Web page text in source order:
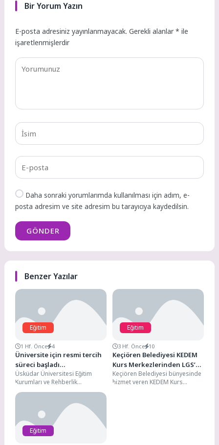
Bir Yorum Yazın
E-posta adresiniz yayınlanmayacak. Gerekli alanlar* ile
işaretlenmişlerdir
Daha sonraki yorumlarımda kullanılması için adım, e-
posta adresim ve site adresim bu tarayıcıya kaydedilsin.
GÖNDER
Benzer Yazılar
Eğitim
1 Hf. Önce 4
Üniversite için resmi tercih
süreci başladı…
Üsküdar Üniversitesi Eğitim
Kurumları ve Rehberlik
Hizmetleri Yöneticisi Uzman
Psikolojik Danışman Özgür
Akoğlan, adaylara "nokta...
Eğitim
3 Hf. Önce 10
Keçiören Belediyesi KEDEM
Kurs Merkezlerinden LGS’de
Gururlandıran Başarı
Keçiören Belediyesi bünyesinde
hizmet veren KEDEM Kurs
Eğitim